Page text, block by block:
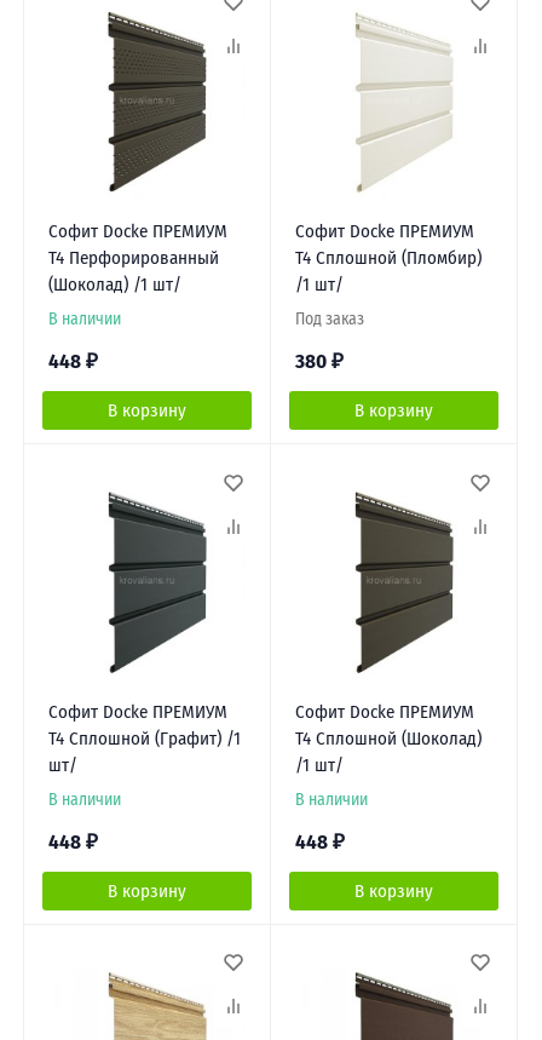
Софит Docke ПРЕМИУМ
Т4 Перфорированный
(Шоколад) /1 шт/
В наличии
448 ₽
В корзину
Софит Docke ПРЕМИУМ
Т4 Сплошной (Пломбир)
/1 шт/
Под заказ
380 ₽
В корзину
Софит Docke ПРЕМИУМ
Т4 Сплошной (Графит) /1
шт/
В наличии
448 ₽
В корзину
Софит Docke ПРЕМИУМ
Т4 Сплошной (Шоколад)
/1 шт/
В наличии
448 ₽
В корзину